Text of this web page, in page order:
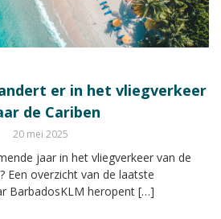
er in het vliegverkeer
de Cariben
20 mei 2025
jaar in het vliegverkeer van de
Een overzicht van de laatste
BarbadosKLM heropent […]